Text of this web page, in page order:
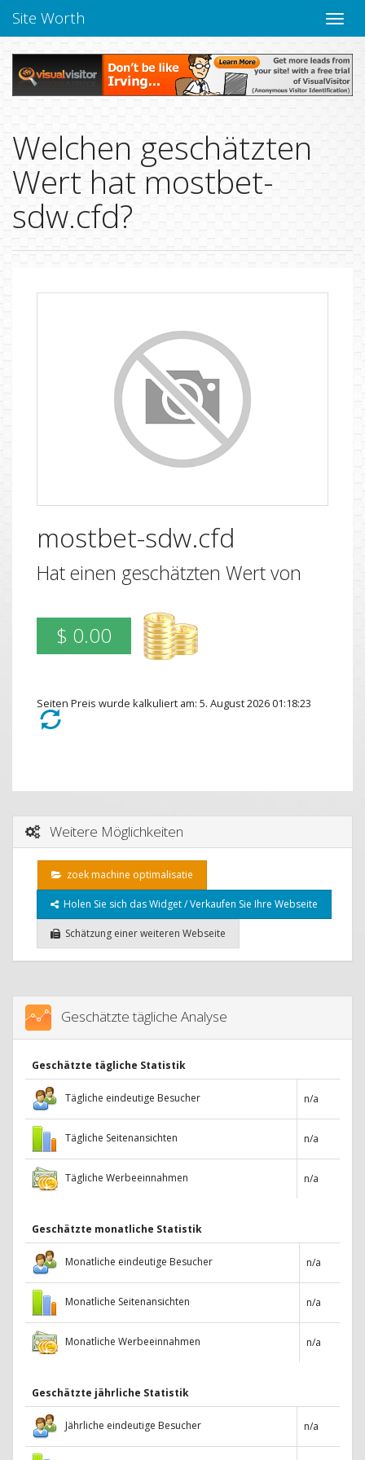
Site Worth
Welchen geschätzten
Wert hat mostbet-
sdw.cfd?
mostbet-sdw.cfd
Hat einen geschätzten Wert von
$ 0.00
Seiten Preis wurde kalkuliert am: 5. August 2026 01:18:23
Weitere Möglichkeiten
zoek machine optimalisatie
Holen Sie sich das Widget / Verkaufen Sie Ihre Webseite
Schätzung einer weiteren Webseite
Geschätzte tägliche Analyse
Geschätzte tägliche Statistik
Tägliche eindeutige Besucher n/a
Tägliche Seitenansichten n/a
Tägliche Werbeeinnahmen n/a
Geschätzte monatliche Statistik
Monatliche eindeutige Besucher n/a
Monatliche Seitenansichten n/a
Monatliche Werbeeinnahmen n/a
Geschätzte jährliche Statistik
Jährliche eindeutige Besucher n/a